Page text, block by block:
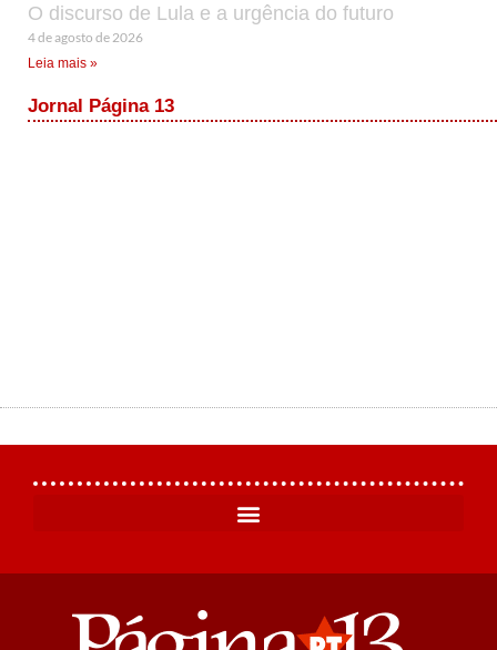
O discurso de Lula e a urgência do futuro
4 de agosto de 2026
Leia mais »
Jornal Página 13